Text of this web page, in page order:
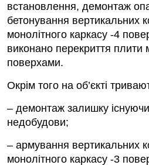
встановлення, демонтаж
бетонування вертикальних
монолітного каркасу -4
виконано перекриття плити
поверхами.
Окрім того на об’єкті
– демонтаж залишку
недобудови;
– армування вертикальних
монолітного каркасу -3